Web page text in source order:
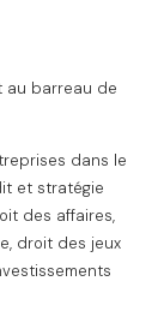
au barreau de
dans le
et stratégie
des affaires,
droit des jeux